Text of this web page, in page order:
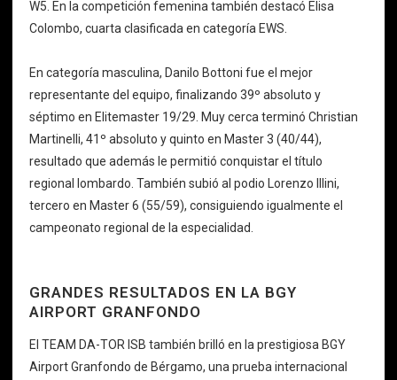
W5. En la competición femenina también destacó Elisa
Colombo, cuarta clasificada en categoría EWS.
En categoría masculina, Danilo Bottoni fue el mejor
representante del equipo, finalizando 39º absoluto y
séptimo en Elitemaster 19/29. Muy cerca terminó Christian
Martinelli, 41º absoluto y quinto en Master 3 (40/44),
resultado que además le permitió conquistar el título
regional lombardo. También subió al podio Lorenzo Illini,
tercero en Master 6 (55/59), consiguiendo igualmente el
campeonato regional de la especialidad.
GRANDES RESULTADOS EN LA BGY
AIRPORT GRANFONDO
El TEAM DA-TOR ISB también brilló en la prestigiosa BGY
Airport Granfondo de Bérgamo, una prueba internacional